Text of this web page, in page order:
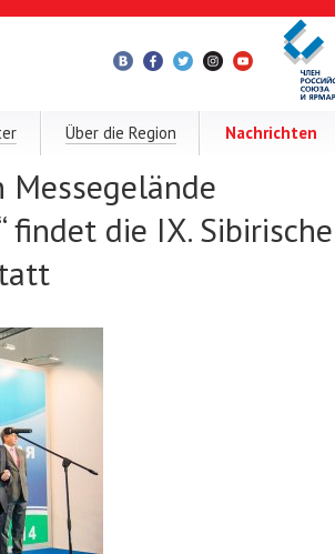
Über die Region Nachrichten
findet die IX. Sibirische